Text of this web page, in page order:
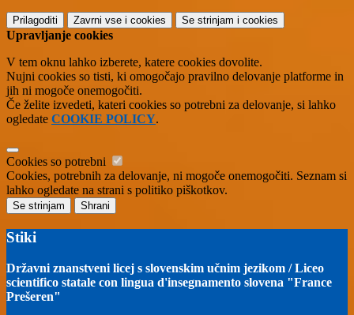
Prilagoditi Zavrni vse i cookies Se strinjam i cookies
Upravljanje cookies
V tem oknu lahko izberete, katere cookies dovolite.
Nujni cookies so tisti, ki omogočajo pravilno delovanje platforme in
jih ni mogoče onemogočiti.
Če želite izvedeti, kateri cookies so potrebni za delovanje, si lahko
ogledate COOKIE POLICY.
Cookies so potrebni
Cookies, potrebnih za delovanje, ni mogoče onemogočiti. Seznam si
lahko ogledate na strani s politiko piškotkov.
Se strinjam Shrani
Stiki
Državni znanstveni licej s slovenskim učnim jezikom / Liceo
scientifico statale con lingua d'insegnamento slovena "France
Prešeren"